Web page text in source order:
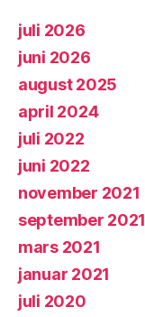
juli 2026
juni 2026
august 2025
april 2024
juli 2022
juni 2022
november 2021
september 2021
mars 2021
januar 2021
juli 2020